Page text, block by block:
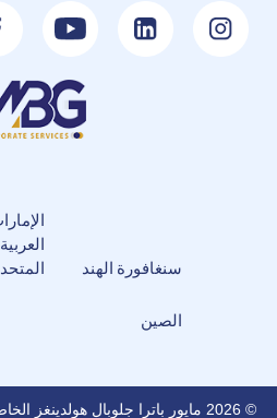
سنغافورة الهند
العربية
الصين
© 2026 مايور باترا جلوبال